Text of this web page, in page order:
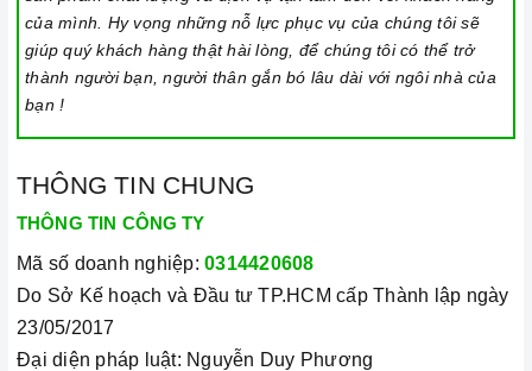
- Khử mùi hiệu quả:Một chiếcmáy hút mùisạch sẽ sẽ
giúp loại bỏ hoàn toàn các mùi hôi khó chịu, mang đến
không khí trong lành cho gia đình bạn.
- Giảm ma sát:
thọ của máy.
- Ngăn ngừa hư hỏng: Dầu mỡ tích tụ lâu ngày có thể
gây ăn mòn các bộ phận kim loại, dẫn đến hư hỏng máy.
Tiết kiệm điện năng:
của mình. Hy vọng những nỗ lực phục vụ của chúng tôi sẽ
giúp quý khách hàng thật hài lòng, để chúng tôi có thể trở
thành người bạn, người thân gắn bó lâu dài với ngôi nhà của
bạn !
THÔNG TIN CHUNG
THÔNG TIN CÔNG TY
Mã số doanh nghiệp: 0314420608
Do Sở Kế hoạch và Đầu tư TP.HCM cấp Thành lập ngày
23/05/2017
Đại diện pháp luật: Nguyễn Duy Phương